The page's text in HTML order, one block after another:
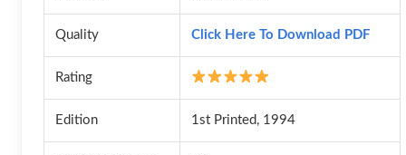
Quality Click Here To Download PDF
Rating
Edition 1st Printed, 1994